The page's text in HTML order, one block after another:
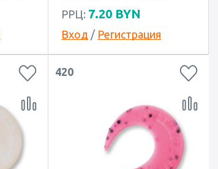
РРЦ: 7.20 BYN
Вход / Регистрация
420